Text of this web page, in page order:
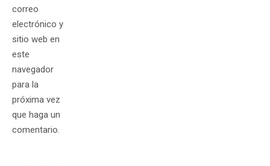
correo
electrónico y
sitio web en
este
navegador
para la
próxima vez
que haga un
comentario.